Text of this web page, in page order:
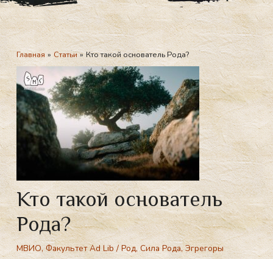
Главная Статьи Кто такой основатель Рода?
Кто такой основатель
Рода?
МВИО,Факультет Ad Lib/Род,Сила Рода,Эгрегоры